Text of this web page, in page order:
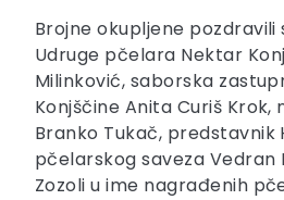
Brojne okupljene pozdravili
Udruge pčelara Nektar
Milinković, saborska
Konjščine Anita Curiš Krok,
Branko Tukač, predstavnik
pčelarskog saveza Vedran
Zozoli u ime nagrađenih